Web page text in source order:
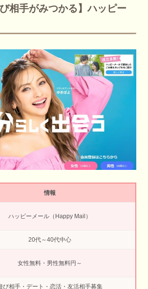
び相手がみつかる】ハッピー
情報
ハッピーメール（Happy Mail）
20代～40代中心
女性無料・男性無料円～
び相手・デート・恋活・友活相手募集